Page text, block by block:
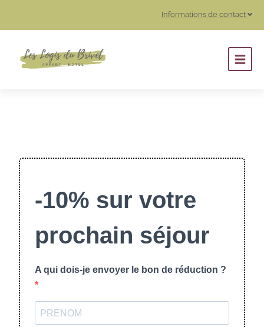
Informations de contact
-10% sur votre
prochain séjour
A qui dois-je envoyer le bon de réduction ?